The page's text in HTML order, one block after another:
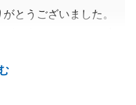
とうございました。
頑張りますので、引
。